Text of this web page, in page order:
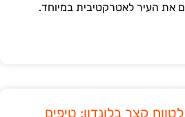
את העיר לאטרקטיבית במיוחד.
קצר בלונדון: טיפים